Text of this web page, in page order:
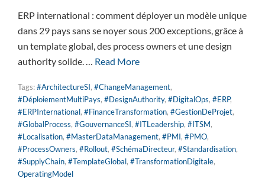
ERP international : comment déployer un modèle unique
dans 29 pays sans se noyer sous 200 exceptions, grâce à
un template global, des process owners et une design
authority solide. … Read More
Tags:#ArchitectureSI, #ChangeManagement,
#DéploiementMultiPays, #DesignAuthority, #DigitalOps, #ERP,
#ERPInternational, #FinanceTransformation, #GestionDeProjet,
#GlobalProcess, #GouvernanceSI, #ITLeadership, #ITSM,
#Localisation, #MasterDataManagement, #PMI, #PMO,
#ProcessOwners, #Rollout, #SchémaDirecteur, #Standardisation,
#SupplyChain, #TemplateGlobal, #TransformationDigitale,
OperatingModel